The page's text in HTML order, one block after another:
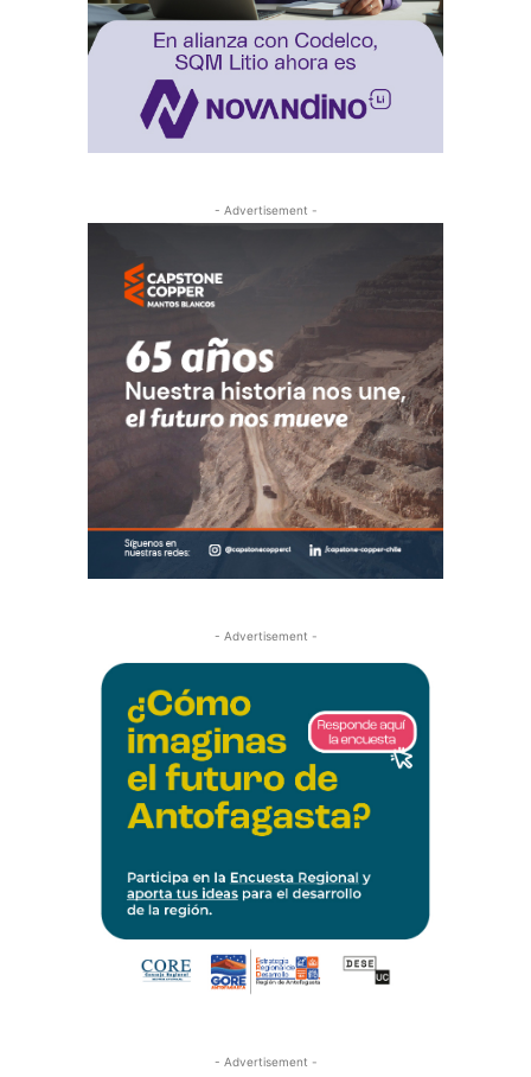
- Advertisement -
- Advertisement -
- Advertisement -